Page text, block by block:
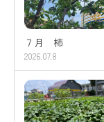
７月 柿
2026.07.8